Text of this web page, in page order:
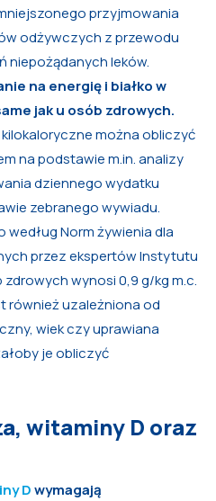
przyjmowania
odżywczych z przewodu
niepożądanych leków.
na energię i białko w
jak u osób zdrowych.
można obliczyć
na podstawie m.in. analizy
dziennego wydatku
zebranego wywiadu.
Norm żywienia dla
przez ekspertów Instytutu
wynosi 0,9 g/kg m.c.
również uzależniona od
wiek czy uprawiana
je obliczyć
witaminy D oraz
Dwymagają